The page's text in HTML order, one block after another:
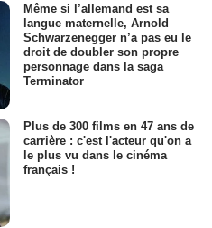
Même si l’allemand est sa
langue maternelle, Arnold
Schwarzenegger n’a pas eu le
droit de doubler son propre
personnage dans la saga
Terminator
Plus de 300 films en 47 ans de
carrière : c'est l'acteur qu'on a
le plus vu dans le cinéma
français !